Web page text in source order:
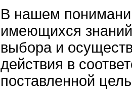
В нашем
имеющихся
выбора и
действия в
поставленной